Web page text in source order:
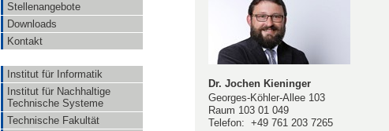
Stellenangebote
Downloads
Kontakt
Institut für Informatik
Institut für Nachhaltige
Technische Systeme
Technische Fakultät
Dr. Jochen Kieninger
Georges-Köhler-Allee 103
Raum 103 01 049
Telefon: +49 761 203 7265